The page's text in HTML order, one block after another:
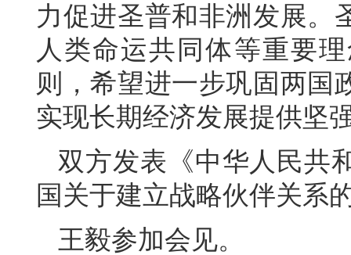
力促进圣普和非洲发展。
人类命运共同体等重要
则，希望进一步巩固两国
实现长期经济发展提供坚
双方发表《中华人民共
国关于建立战略伙伴关系
王毅参加会见。